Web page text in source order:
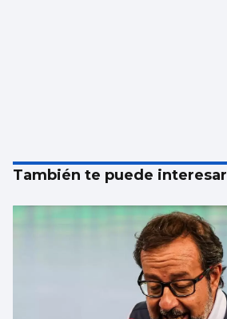
También te puede interesar